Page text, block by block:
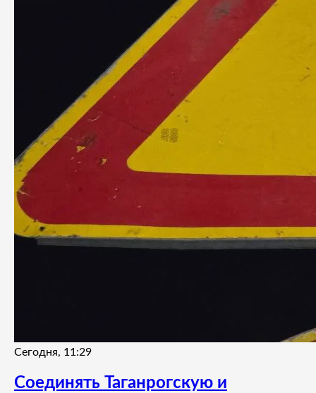
Сегодня, 11:29
Соединять Таганрогскую и